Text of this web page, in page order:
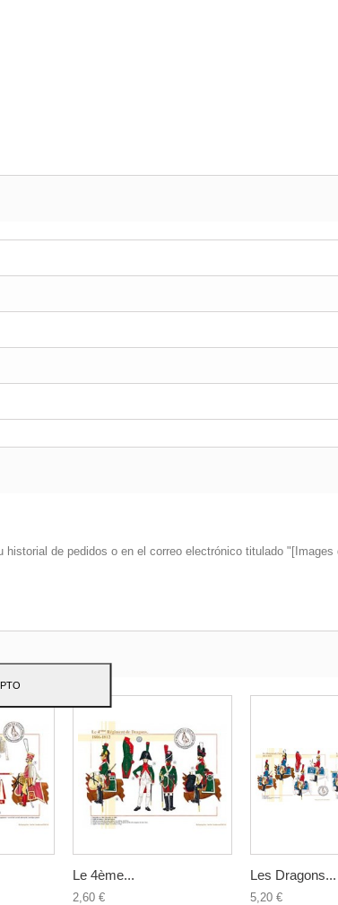
de pedidos o en el correo electrónico titulado "[Images
Le 4ème...
2,60 €
Les Dragons...
5,20 €
servicios y
de sus